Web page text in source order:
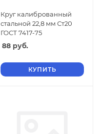
Круг калиброванный
стальной 22,8 мм Ст20
ГОСТ 7417-75
88 руб.
КУПИТЬ